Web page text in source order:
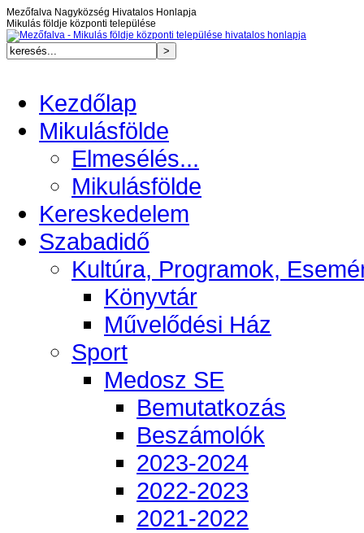
Mezőfalva Nagyközség Hivatalos Honlapja
Mikulás földje központi települése
Kezdőlap
Mikulásfölde
Elmesélés...
Mikulásfölde
Kereskedelem
Szabadidő
Kultúra, Programok,
Könyvtár
Művelődési Ház
Sport
Medosz SE
Bemutatkozás
Beszámolók
2023-2024
2022-2023
2021-2022